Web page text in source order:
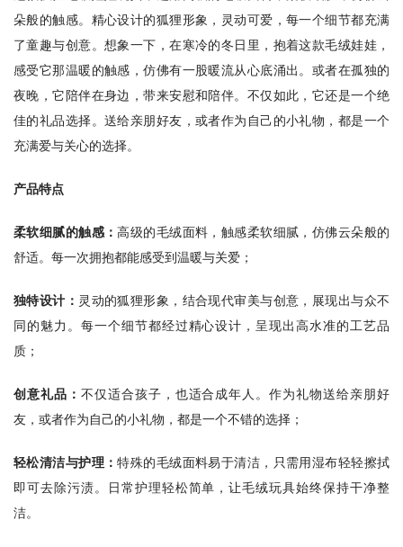
朵般的触感。精心设计的狐狸形象，灵动可爱，每一个细节都充满
了童趣与创意。想象一下，在寒冷的冬日里，抱着这款毛绒娃娃，
感受它那温暖的触感，仿佛有一股暖流从心底涌出。或者在孤独的
夜晚，它陪伴在身边，带来安慰和陪伴。不仅如此，它还是一个绝
佳的礼品选择。送给亲朋好友，或者作为自己的小礼物，都是一个
充满爱与关心的选择。
产品特点
柔软细腻的触感：高级的毛绒面料，触感柔软细腻，仿佛云朵般的
舒适。每一次拥抱都能感受到温暖与关爱；
独特设计： 灵动的狐狸形象，结合现代审美与创意，展现出与众不
同的魅力。每一个细节都经过精心设计，呈现出高水准的工艺品
质；
创意礼品： 不仅适合孩子，也适合成年人。作为礼物送给亲朋好
友，或者作为自己的小礼物，都是一个不错的选择；
轻松清洁与护理：特殊的毛绒面料易于清洁，只需用湿布轻轻擦拭
即可去除污渍。日常护理轻松简单，让毛绒玩具始终保持干净整
洁。